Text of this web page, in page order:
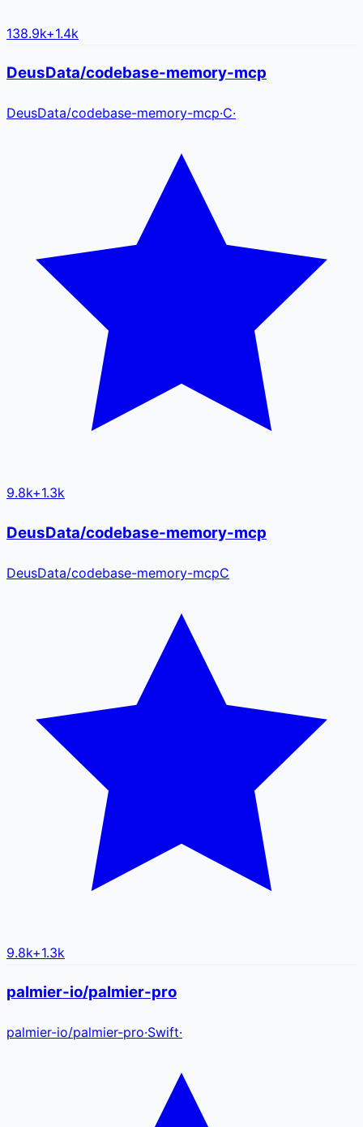
138.9k+1.4k
DeusData/codebase-memory-mcp
DeusData/codebase-memory-mcp·C·
9.8k+1.3k
DeusData/codebase-memory-mcp
DeusData/codebase-memory-mcpC
9.8k+1.3k
palmier-io/palmier-pro
palmier-io/palmier-pro·Swift·